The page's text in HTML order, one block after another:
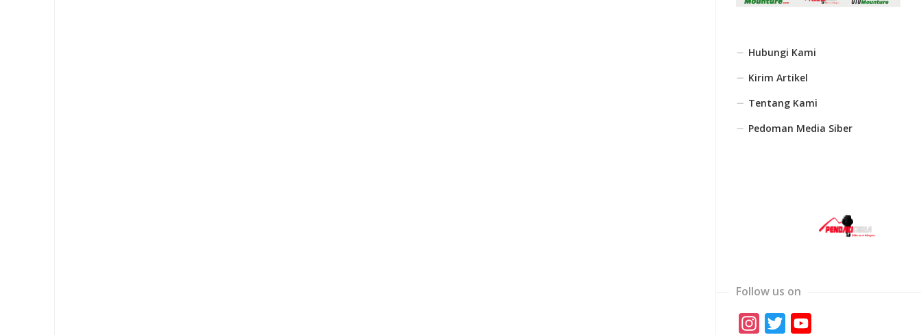
Hubungi Kami
Kirim Artikel
Tentang Kami
Pedoman Media Siber
Follow us on
Instagram
Twitter